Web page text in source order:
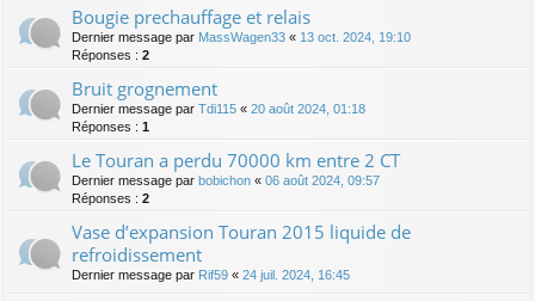
Bougie prechauffage et relais
Dernier message par MassWagen33 « 13 oct. 2024, 19:10
Réponses : 2
Bruit grognement
Dernier message par Tdi115 « 20 août 2024, 01:18
Réponses : 1
Le Touran a perdu 70000 km entre 2 CT
Dernier message par bobichon « 06 août 2024, 09:57
Réponses : 2
Vase d’expansion Touran 2015 liquide de
refroidissement
Dernier message par Rif59 « 24 juil. 2024, 16:45